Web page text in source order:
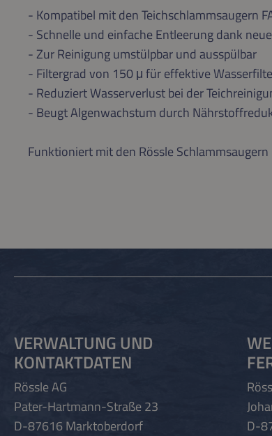
- Kompatibel mit den Teichschlammsaugern
- Schnelle und einfache Entleerung dank
- Zur Reinigung umstülpbar und ausspülbar
- Filtergrad von 150 μ für effektive
- Reduziert Wasserverlust bei der
- Beugt Algenwachstum durch
Funktioniert mit den Rössle
VERWALTUNG UND
KONTAKTDATEN
Rössle AG
Pater-Hartmann-Straße 23
D-87616 Marktoberdorf
D-